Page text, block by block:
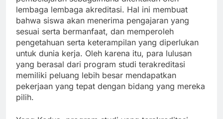
lembaga lembaga akreditasi. Hal ini membuat
bahwa siswa akan menerima pengajaran yang
sesuai serta bermanfaat, dan memperoleh
pengetahuan serta keterampilan yang diperlukan
untuk dunia kerja. Oleh karena itu, para lulusan
yang berasal dari program studi terakreditasi
memiliki peluang lebih besar mendapatkan
pekerjaan yang tepat dengan bidang yang mereka
pilih.